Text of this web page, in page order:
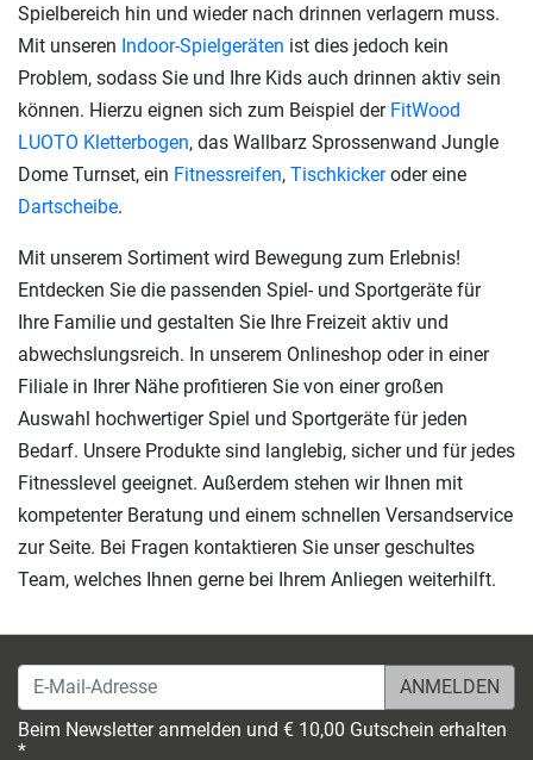
Spielbereich hin und wieder nach drinnen verlagern muss.
Mit unseren Indoor-Spielgeräten ist dies jedoch kein
Problem, sodass Sie und Ihre Kids auch drinnen aktiv sein
können. Hierzu eignen sich zum Beispiel der FitWood
LUOTO Kletterbogen, das Wallbarz Sprossenwand Jungle
Dome Turnset, ein Fitnessreifen, Tischkickeroder eine
Dartscheibe.
Mit unserem Sortiment wird Bewegung zum Erlebnis!
Entdecken Sie die passenden Spiel- und Sportgeräte für
Ihre Familie und gestalten Sie Ihre Freizeit aktiv und
abwechslungsreich. In unserem Onlineshop oder in einer
Filiale in Ihrer Nähe profitieren Sie von einer großen
Auswahl hochwertiger Spiel und Sportgeräte für jeden
Bedarf. Unsere Produkte sind langlebig, sicher und für jedes
Fitnesslevel geeignet. Außerdem stehen wir Ihnen mit
kompetenter Beratung und einem schnellen Versandservice
zur Seite. Bei Fragen kontaktieren Sie unser geschultes
Team, welches Ihnen gerne bei Ihrem Anliegen weiterhilft.
E-Mail-Adresse
Beim Newsletter anmelden und € 10,00 Gutschein erhalten
*